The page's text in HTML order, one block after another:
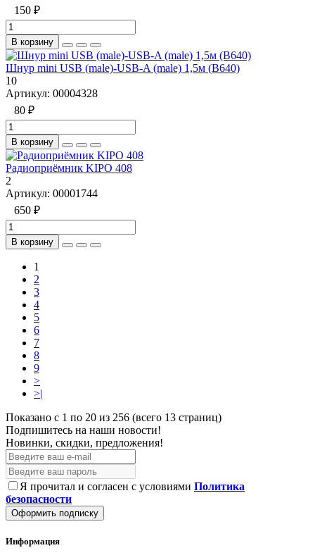
150 ₽
В корзину
Шнур mini USB (male)-USB-A (male) 1,5м (B640)
10
Артикул: 00004328
80 ₽
В корзину
Радиоприёмник KIPO 408
2
Артикул: 00001744
650 ₽
В корзину
1
2
3
4
5
6
7
8
9
>
>|
Показано с 1 по 20 из 256 (всего 13 страниц)
Подпишитесь на наши новости!
Новинки, скидки, предложения!
Я прочитал и согласен с условиями Политика
безопасности
Оформить подписку
Информация